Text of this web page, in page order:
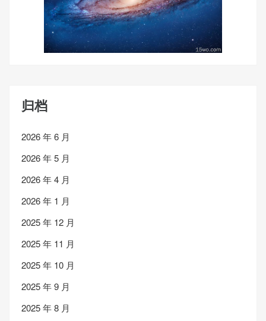
归档
2026 年 6 月
2026 年 5 月
2026 年 4 月
2026 年 1 月
2025 年 12 月
2025 年 11 月
2025 年 10 月
2025 年 9 月
2025 年 8 月